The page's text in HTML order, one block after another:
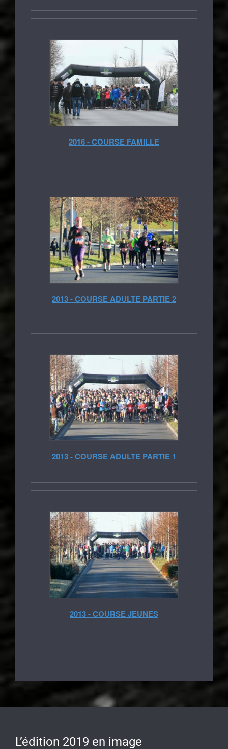
2016 - COURSE FAMILLE
2013 - COURSE ADULTE PARTIE 2
2013 - COURSE ADULTE PARTIE 1
2013 - COURSE JEUNES
L’édition 2019 en image